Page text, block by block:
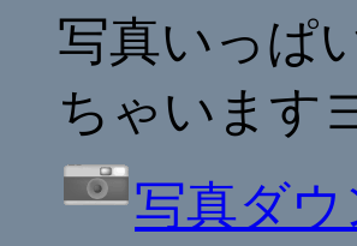
写真いっぱ
ちゃいます
写真ダ